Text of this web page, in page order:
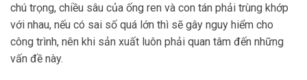
chú trọng, chiều sâu của ống ren và con tán phải trùng khớp
với nhau, nếu có sai số quá lớn thì sẽ gây nguy hiểm cho
công trình, nên khi sản xuất luôn phải quan tâm đến những
vấn đề này.